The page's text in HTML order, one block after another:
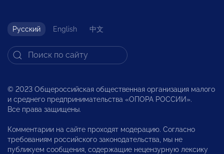
Русский English 中文
© 2023 Общероссийская общественная организация малого
и среднего предпринимательства «ОПОРА РОССИИ».
Все права защищены.
Комментарии на сайте проходят модерацию. Согласно
требованиям российского законодательства, мы не
публикуем сообщения, содержащие нецензурную лексику